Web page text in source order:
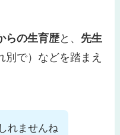
らの生育歴と、 先生
別で）などを踏まえ
れませんね